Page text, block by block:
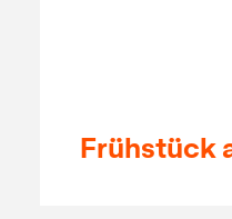
Frühstück